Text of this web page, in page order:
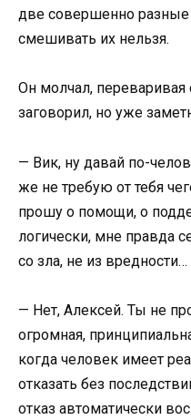
две совершенно разные
смешивать их нельзя.
Он молчал, переваривая
заговорил, но уже
— Вик, ну давай по-
же не требую от тебя
прошу о помощи, о
логически, мне правда
со зла, не из вредности…
— Нет, Алексей. Ты не
огромная,
когда человек имеет
отказать без
отказ автоматически